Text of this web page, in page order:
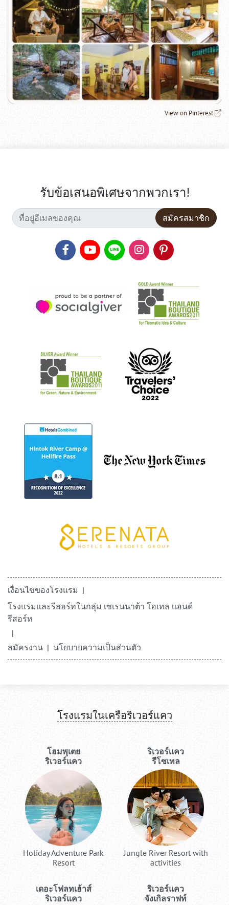
View on Pinterest
รับข้อเสนอพิเศษจากพวกเรา!
สมัครสมาชิก
เงื่อนไขของโรงแรม
โรงแรมและรีสอร์ทในกลุ่ม เซเรนนาต้า โฮเทล เเอนด์
รีสอร์ท
สมัครงาน นโยบายความเป็นส่วนตัว
โรงแรมในเครือริเวอร์แคว
โฮมพุเตย
ริเวอร์แคว
Holiday Adventure Park
Resort
ริเวอร์เเคว
รีโซเทล
Jungle River Resort with
activities
เดอะโฟลทเฮ้าส์
ริเวอร์แคว
ริเวอร์แคว
จังเกิลราฟท์